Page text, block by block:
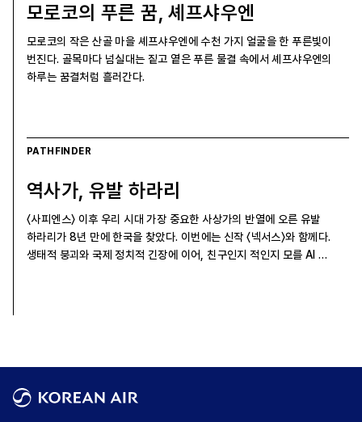
모로코의 푸른 꿈, 셰프샤우엔
모로코의 작은 산골 마을 셰프샤우엔에 수천 가지 얼굴을 한 푸른빛이
번진다. 골목마다 넘실대는 짙고 옅은 푸른 물결 속에서 셰프샤우엔의
하루는 꿈결처럼 흘러간다.
PATHFINDER
역사가, 유발 하라리
〈사피엔스〉 이후 우리 시대 가장 중요한 사상가의 반열에 오른 유발
하라리가 8년 만에 한국을 찾았다. 이번에는 신작 〈넥서스〉와 함께다.
생태적 붕괴와 국제 정치적 긴장에 이어, 친구인지 적인지 모를 AI …